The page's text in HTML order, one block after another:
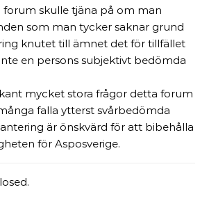
skulle tjäna på om man
som man tycker saknar grund
knutet till ämnet det för tillfället
en persons subjektivt bedömda
mycket stora frågor detta forum
falla ytterst svårbedömda
är önskvärd för att bibehålla
för Asposverige.